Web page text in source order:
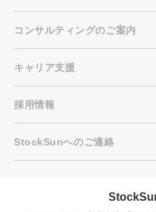
コンサルティングのご案内
キャリア支援
採用情報
StockSunへのご連絡